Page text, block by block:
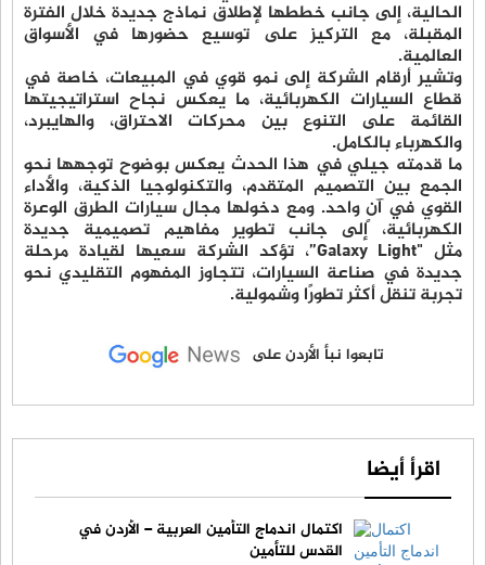
الحالية، إلى جانب خططها لإطلاق نماذج جديدة خلال الفترة
المقبلة، مع التركيز على توسيع حضورها في الأسواق
العالمية.
وتشير أرقام الشركة إلى نمو قوي في المبيعات، خاصة في
قطاع السيارات الكهربائية، ما يعكس نجاح استراتيجيتها
القائمة على التنوع بين محركات الاحتراق، والهايبرد،
والكهرباء بالكامل.
ما قدمته جيلي في هذا الحدث يعكس بوضوح توجهها نحو
الجمع بين التصميم المتقدم، والتكنولوجيا الذكية، والأداء
القوي في آنٍ واحد. ومع دخولها مجال سيارات الطرق الوعرة
الكهربائية، إلى جانب تطوير مفاهيم تصميمية جديدة
مثل "Galaxy Light” ، تؤكد الشركة سعيها لقيادة مرحلة
جديدة في صناعة السيارات، تتجاوز المفهوم التقليدي نحو
تجربة تنقل أكثر تطورًا وشمولية.
تابعوا نبأ الأردن على
اقرأ أيضا
اكتمال اندماج التأمين العربية – الأردن في
القدس للتأمين